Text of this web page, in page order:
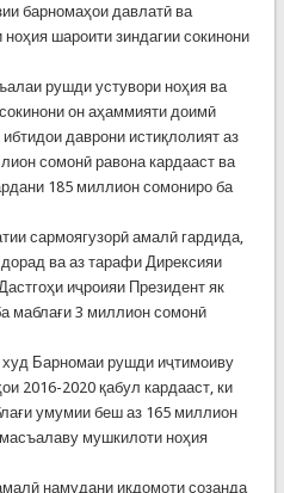
барномаҳои давлатӣ ва
шароити зиндагии сокинони
рушди устувори ноҳия ва
он аҳаммияти доимӣ
даврони истиқлолият аз
сомонӣ равона кардааст ва
185 миллион сомониро ба
сармоягузорӣ амалӣ гардида,
ва аз тарафи Дирексияи
иҷроияи Президент як
маблағи 3 миллион сомонӣ
Барномаи рушди иҷтимоиву
2016-2020 қабул кардааст, ки
умумии беш аз 165 миллион
мушкилоти ноҳия
намудани иқдомоти созанда